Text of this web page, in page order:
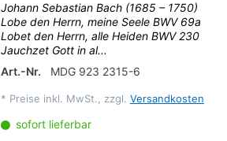
Johann Sebastian Bach (1685 – 1750)
Lobe den Herrn, meine Seele BWV 69a
Lobet den Herrn, alle Heiden BWV 230
Jauchzet Gott in al...
Art.-Nr.
MDG 923 2315-6
* Preise inkl. MwSt., zzgl. Versandkosten
sofort lieferbar